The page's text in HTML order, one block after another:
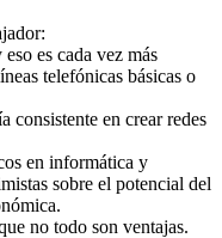
es cada vez más
telefónicas básicas o
consistente en crear redes
en informática y
sobre el potencial del
no todo son ventajas.